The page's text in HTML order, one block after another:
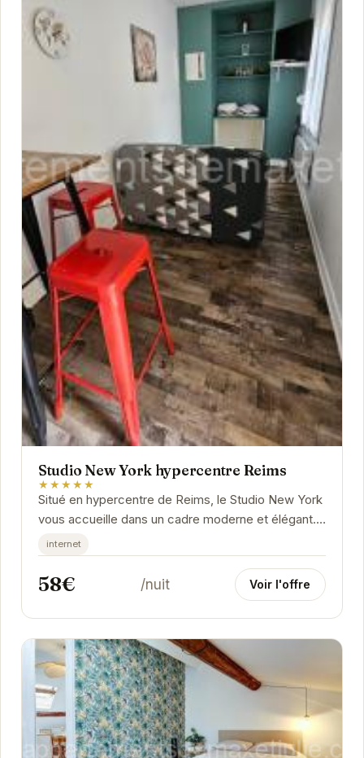
Studio New York hypercentre Reims
★★★★★
Situé en hypercentre de Reims, le Studio New York
vous accueille dans un cadre moderne et élégant.
Proche de la cathédrale et des célèbres...
internet
58€ /nuit Voir l'offre